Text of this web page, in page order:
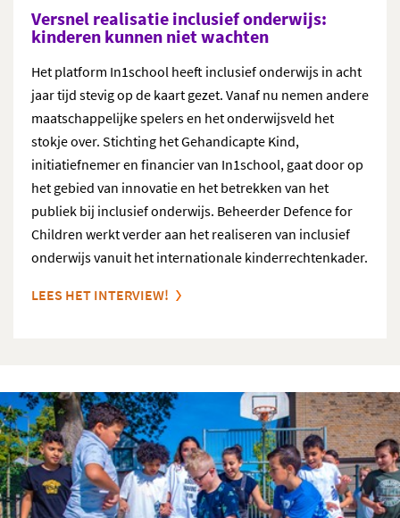
Versnel realisatie inclusief onderwijs:
kinderen kunnen niet wachten
Het platform In1school heeft inclusief onderwijs in acht
jaar tijd stevig op de kaart gezet. Vanaf nu nemen andere
maatschappelijke spelers en het onderwijsveld het
stokje over. Stichting het Gehandicapte Kind,
initiatiefnemer en financier van In1school, gaat door op
het gebied van innovatie en het betrekken van het
publiek bij inclusief onderwijs. Beheerder Defence for
Children werkt verder aan het realiseren van inclusief
onderwijs vanuit het internationale kinderrechtenkader.
LEES HET INTERVIEW!